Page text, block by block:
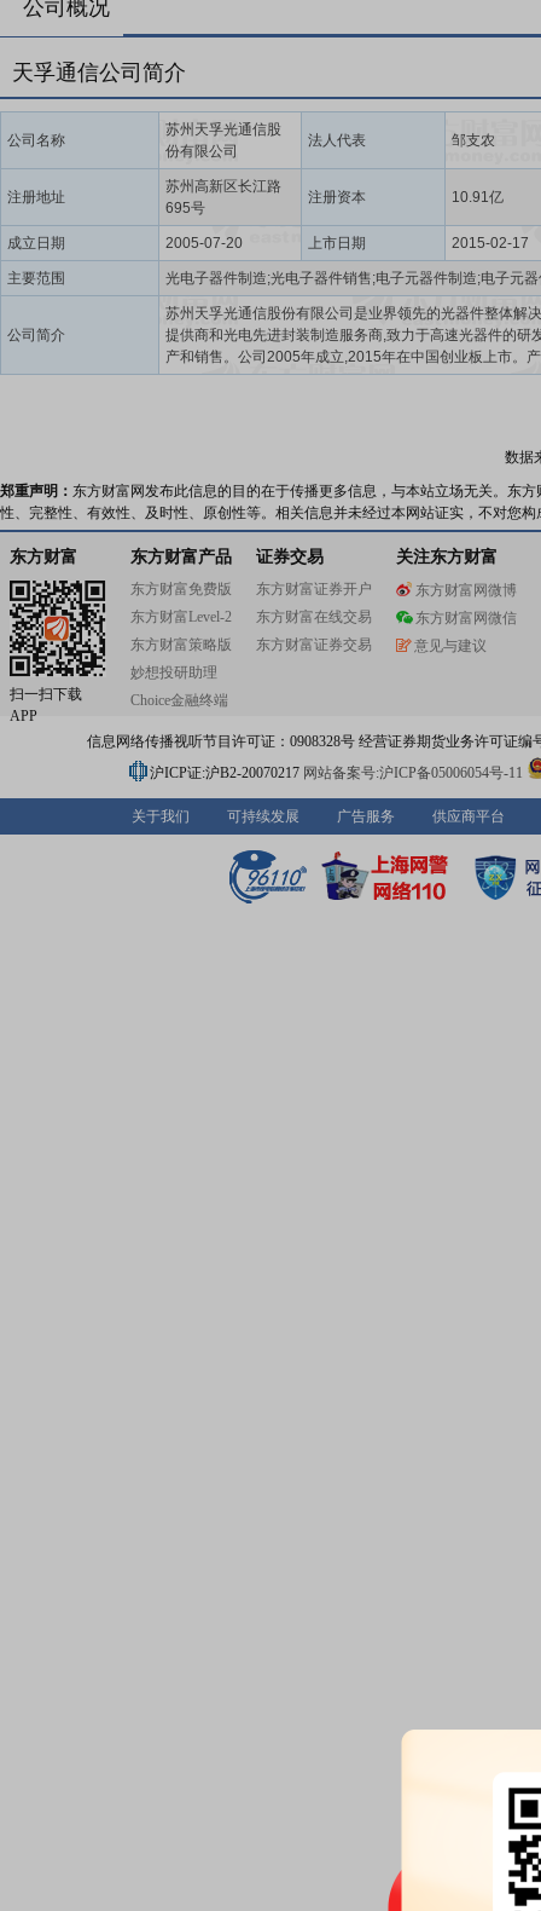
公司概况
天孚通信公司简介
公司名称
苏州天孚光通信股
份有限公司
法人代表 邹支农
注册地址
苏州高新区长江路
695号
注册资本 10.91亿
成立日期 2005-07-20 上市日期 2015-02-17
主要范围
公司简介
苏州天孚光通信股份有限公司是业界领先的光器件整体解
提供商和光电先进封装制造服务商,致力于高速光器件的研
产和销售。公司2005年成立,2015年在中国创业板上市。
泛应用于人工智能、数据中心、光纤通信、光学传感等领
产业布局:在苏州和新加坡分别设立海内外总部;在日本、深
州设立研发中心;在江西和泰国建立量产基地,为客户提供多
择和本地化技术支持与服务。天孚通信致力于成为全球领
器件企业,为客户创造价值,助力光子集成。
数据
郑重声明： 东方财富网发布此信息的目的在于传播更多信息，与本站立场无关。东
性、完整性、有效性、及时性、原创性等。相关信息并未经过本网站证实，不对您
东方财富
扫一扫下载
APP
东方财富产品
东方财富免费版
东方财富Level-2
东方财富策略版
妙想投研助理
Choice金融终端
证券交易
东方财富证券开户
东方财富在线交易
东方财富证券交易
关注东方财富
东方财富网微博
东方财富网微信
意见与建议
信息网络传播视听节目许可证：0908328号 经营证券期货业务许可证编
沪ICP证:沪B2-20070217 网站备案号:沪ICP备05006054号-11
关于我们 可持续发展 广告服务 供应商平台